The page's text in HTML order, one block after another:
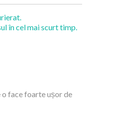
în cel mai scurt timp.
face foarte ușor de